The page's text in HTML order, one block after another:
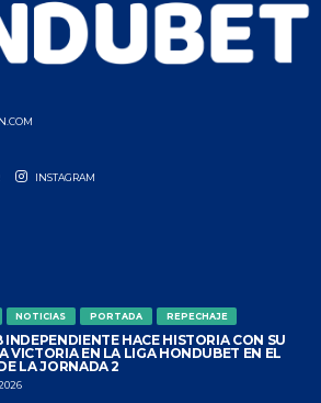
INSTAGRAM
NOTICIAS PORTADA REPECHAJE
INDEPENDIENTE HACE HISTORIA CON SU
VICTORIA EN LA LIGA HONDUBET EN EL
LA JORNADA 2